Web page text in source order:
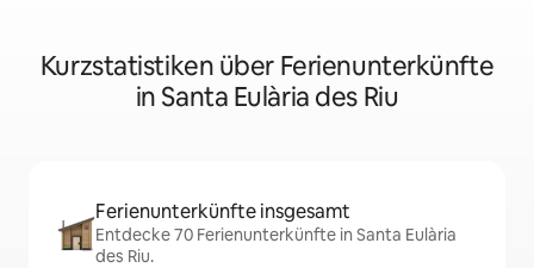
Kurzstatistiken über Ferienunterkünfte
in Santa Eulària des Riu
Ferienunterkünfte insgesamt
Entdecke 70 Ferienunterkünfte in Santa Eulària
des Riu.